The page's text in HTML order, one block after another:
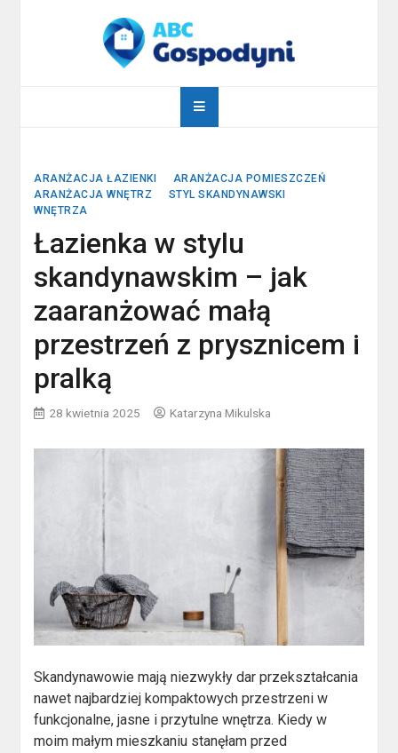
abcgospodyni.pl
ARANŻACJA ŁAZIENKI
ARANŻACJA POMIESZCZEŃ
ARANŻACJA WNĘTRZ
STYL SKANDYNAWSKI
WNĘTRZA
Łazienka w stylu
skandynawskim – jak
zaaranżować małą
przestrzeń z prysznicem i
pralką
28 kwietnia 2025 Katarzyna Mikulska
Skandynawowie mają niezwykły dar przekształcania
nawet najbardziej kompaktowych przestrzeni w
funkcjonalne, jasne i przytulne wnętrza. Kiedy w
moim małym mieszkaniu stanęłam przed